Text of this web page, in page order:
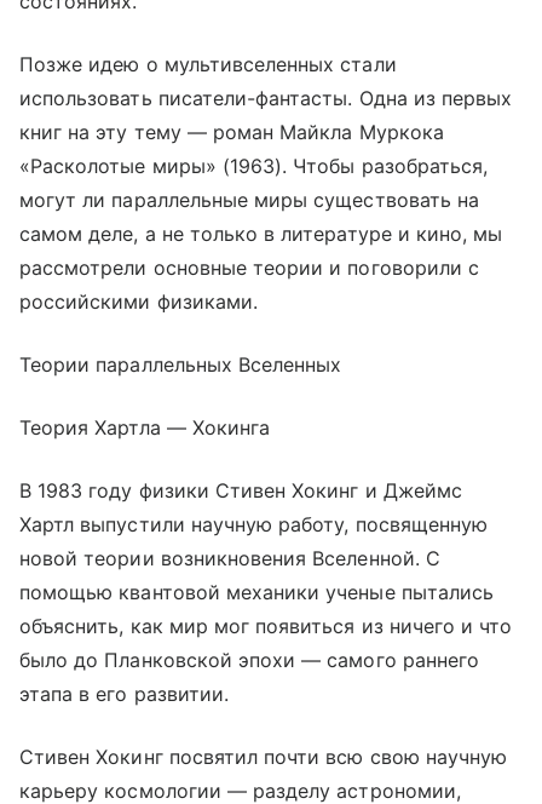
Позже идею о мультивселенных стали
использовать писатели-фантасты. Одна из первых
книг на эту тему — роман Майкла Муркока
«Расколотые миры» (1963). Чтобы разобраться,
могут ли параллельные миры существовать на
самом деле, а не только в литературе и кино, мы
рассмотрели основные теории и поговорили с
российскими физиками.
Теории параллельных Вселенных
Теория Хартла — Хокинга
В 1983 году физики Стивен Хокинг и Джеймс
Хартл выпустили научную работу, посвященную
новой теории возникновения Вселенной. С
помощью квантовой механики ученые пытались
объяснить, как мир мог появиться из ничего и что
было до Планковской эпохи — самого раннего
этапа в его развитии.
Стивен Хокинг посвятил почти всю свою научную
карьеру космологии — разделу астрономии,